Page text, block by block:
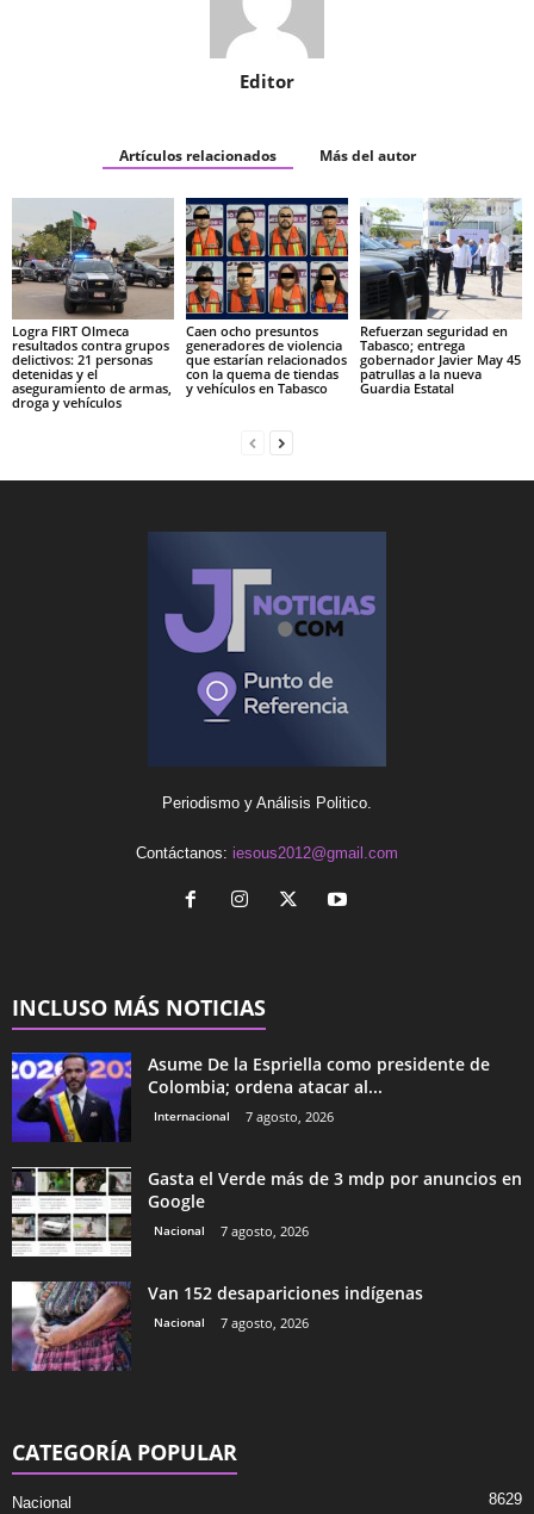
Editor
Artículos relacionados Más del autor
Logra FIRT Olmeca
resultados contra grupos
delictivos: 21 personas
detenidas y el
aseguramiento de armas,
droga y vehículos
Caen ocho presuntos
generadores de violencia
que estarían relacionados
con la quema de tiendas
y vehículos en Tabasco
Refuerzan seguridad en
Tabasco; entrega
gobernador Javier May 45
patrullas a la nueva
Guardia Estatal
Periodismo y Análisis Politico.
Contáctanos: iesous2012@gmail.com
INCLUSO MÁS NOTICIAS
Asume De la Espriella como presidente de
Colombia; ordena atacar al...
Internacional 7 agosto, 2026
Gasta el Verde más de 3 mdp por anuncios en
Google
Nacional 7 agosto, 2026
Van 152 desapariciones indígenas
Nacional 7 agosto, 2026
CATEGORÍA POPULAR
Nacional 8629